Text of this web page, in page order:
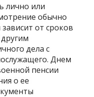
лично или
обычно
от сроков
дела с
Днем
пенсии
о ее